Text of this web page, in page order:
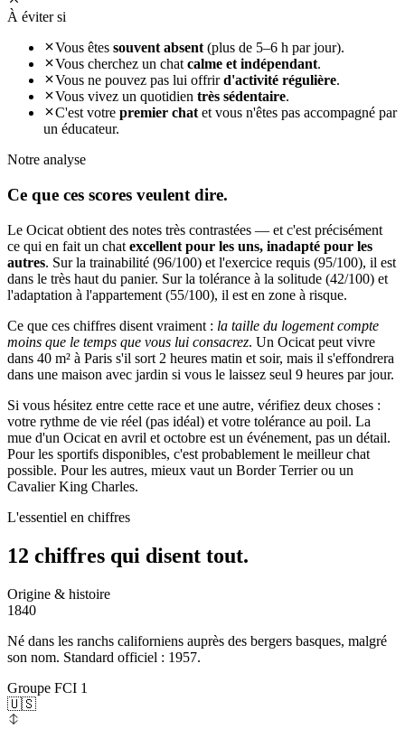
À éviter si
Vous êtes souvent absent(plus de 5–6 h par jour).
Vous cherchez un chatcalme et indépendant.
Vous ne pouvez pas lui offrird'activité régulière.
Vous vivez un quotidien très sédentaire.
C'est votre premier chatet vous n'êtes pas accompagné par
un éducateur.
Notre analyse
Ce que ces scores veulent dire.
Le Ocicat obtient des notes très contrastées — et c'est précisément
ce qui en fait un chat excellent pour les uns, inadapté pour les
autres. Sur la trainabilité (96/100) et l'exercice requis (95/100), il est
dans le très haut du panier. Sur la tolérance à la solitude (42/100) et
l'adaptation à l'appartement (55/100), il est en zone à risque.
Ce que ces chiffres disent vraiment : la taille du logement compte
moins que le temps que vous lui consacrez. Un Ocicat peut vivre
dans 40 m² à Paris s'il sort 2 heures matin et soir, mais il s'effondrera
dans une maison avec jardin si vous le laissez seul 9 heures par jour.
Si vous hésitez entre cette race et une autre, vérifiez deux choses :
votre rythme de vie réel (pas idéal) et votre tolérance au poil. La
mue d'un Ocicat en avril et octobre est un événement, pas un détail.
Pour les sportifs disponibles, c'est probablement le meilleur chat
possible. Pour les autres, mieux vaut un Border Terrier ou un
Cavalier King Charles.
L'essentiel en chiffres
12 chiffres qui disent tout.
Origine & histoire
1840
Né dans les ranchs californiens auprès des bergers basques, malgré
son nom. Standard officiel : 1957.
Groupe FCI 1
🇺🇸